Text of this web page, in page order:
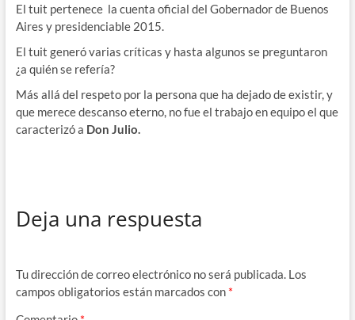
El tuit pertenece la cuenta oficial del Gobernador de Buenos
Aires y presidenciable 2015.
El tuit generó varias críticas y hasta algunos se preguntaron
¿a quién se refería?
Más allá del respeto por la persona que ha dejado de existir, y
que merece descanso eterno, no fue el trabajo en equipo el que
caracterizó a Don Julio.
Deja una respuesta
Tu dirección de correo electrónico no será publicada. Los
campos obligatorios están marcados con *